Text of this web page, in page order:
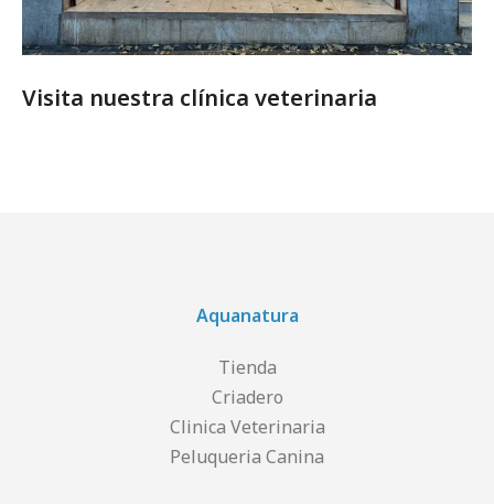
Visita nuestra clínica veterinaria
Aquanatura
Tienda
Criadero
Clinica Veterinaria
Peluqueria Canina